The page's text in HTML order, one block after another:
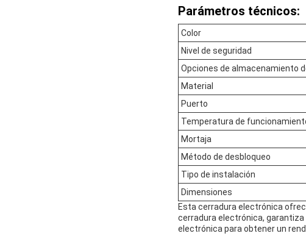
Parámetros técnicos:
Color
Nivel de seguridad
Opciones de almacenamiento
Material
Puerto
Temperatura de
Mortaja
Método de desbloqueo
Tipo de instalación
Dimensiones
Esta cerradura electrónica
cerradura electrónica,
electrónica para obtener un